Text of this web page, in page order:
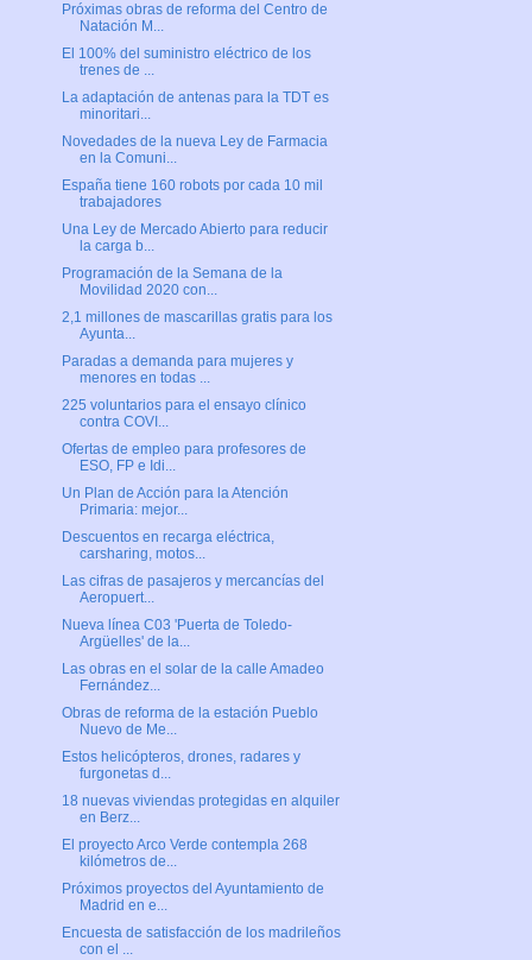
Próximas obras de reforma del Centro de
Natación M...
El 100% del suministro eléctrico de los
trenes de ...
La adaptación de antenas para la TDT es
minoritari...
Novedades de la nueva Ley de Farmacia
en la Comuni...
España tiene 160 robots por cada 10 mil
trabajadores
Una Ley de Mercado Abierto para reducir
la carga b...
Programación de la Semana de la
Movilidad 2020 con...
2,1 millones de mascarillas gratis para los
Ayunta...
Paradas a demanda para mujeres y
menores en todas ...
225 voluntarios para el ensayo clínico
contra COVI...
Ofertas de empleo para profesores de
ESO, FP e Idi...
Un Plan de Acción para la Atención
Primaria: mejor...
Descuentos en recarga eléctrica,
carsharing, motos...
Las cifras de pasajeros y mercancías del
Aeropuert...
Nueva línea C03 'Puerta de Toledo-
Argüelles' de la...
Las obras en el solar de la calle Amadeo
Fernández...
Obras de reforma de la estación Pueblo
Nuevo de Me...
Estos helicópteros, drones, radares y
furgonetas d...
18 nuevas viviendas protegidas en alquiler
en Berz...
El proyecto Arco Verde contempla 268
kilómetros de...
Próximos proyectos del Ayuntamiento de
Madrid en e...
Encuesta de satisfacción de los madrileños
con el ...